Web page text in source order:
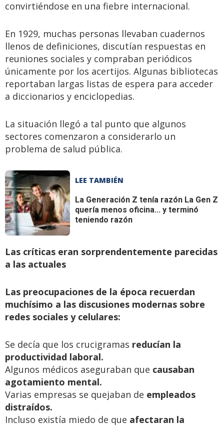
convirtiéndose en una fiebre internacional.
En 1929, muchas personas llevaban cuadernos
llenos de definiciones, discutían respuestas en
reuniones sociales y compraban periódicos
únicamente por los acertijos. Algunas bibliotecas
reportaban largas listas de espera para acceder
a diccionarios y enciclopedias.
La situación llegó a tal punto que algunos
sectores comenzaron a considerarlo un
problema de salud pública.
LEE TAMBIÉN
La Generación Z tenía razón La Gen Z
quería menos oficina... y terminó
teniendo razón
Las críticas eran sorprendentemente parecidas
a las actuales
Las preocupaciones de la época recuerdan
muchísimo a las discusiones modernas sobre
redes sociales y celulares:
Se decía que los crucigramas reducían la
productividad laboral.
Algunos médicos aseguraban que causaban
agotamiento mental.
Varias empresas se quejaban de empleados
distraídos.
Incluso existía miedo de que afectaran la